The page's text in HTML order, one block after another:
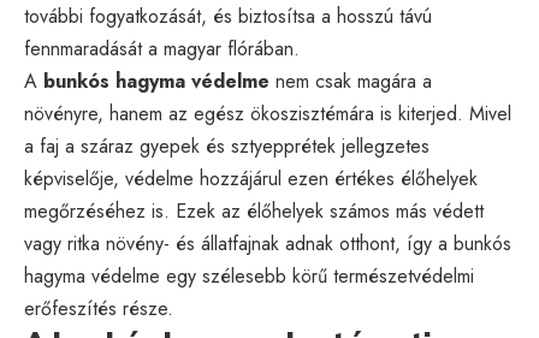
további fogyatkozását, és biztosítsa a hosszú távú
fennmaradását a magyar flórában.
A bunkós hagyma védelme nem csak magára a
növényre, hanem az egész ökoszisztémára is kiterjed. Mivel
a faj a száraz gyepek és sztyepprétek jellegzetes
képviselője, védelme hozzájárul ezen értékes élőhelyek
megőrzéséhez is. Ezek az élőhelyek számos más védett
vagy ritka növény- és állatfajnak adnak otthont, így a bunkós
hagyma védelme egy szélesebb körű természetvédelmi
erőfeszítés része.